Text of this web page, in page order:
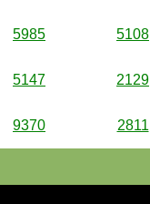
5985 5108
5147 2129
9370 2811